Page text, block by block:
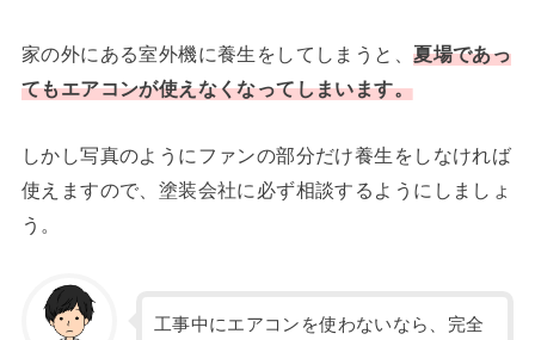
家の外にある室外機に養生をしてしまうと、夏場であっ
てもエアコンが使えなくなってしまいます。
しかし写真のようにファンの部分だけ養生をしなければ
使えますので、塗装会社に必ず相談するようにしましょ
う。
工事中にエアコンを使わないなら、完全